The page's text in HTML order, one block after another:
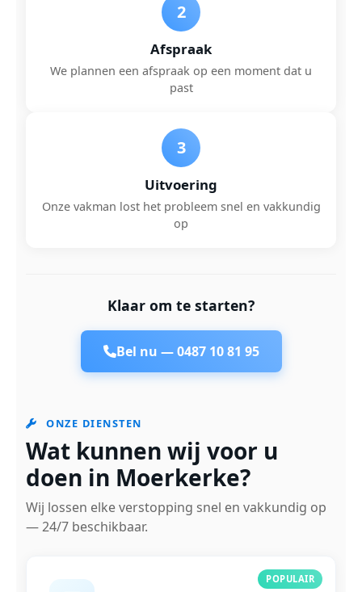
2
Afspraak
We plannen een afspraak op een moment dat u
past
3
Uitvoering
Onze vakman lost het probleem snel en vakkundig
op
Klaar om te starten?
Bel nu —0487 10 81 95
ONZE DIENSTEN
Wat kunnen wij voor u
doen in Moerkerke?
Wij lossen elke verstopping snel en vakkundig op
— 24/7 beschikbaar.
POPULAIR